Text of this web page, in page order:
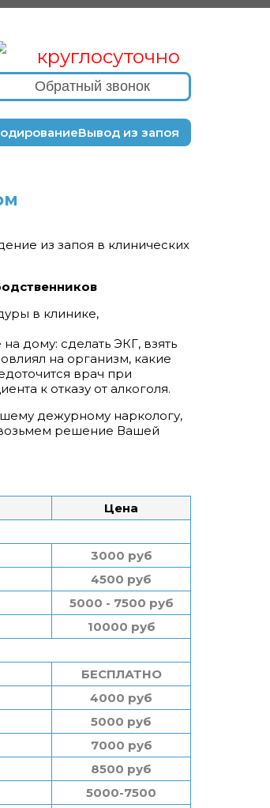
круглосуточно
Обратный звонок
Вывод из запоя
из запоя в клинических
в клинике,
дому: сделать ЭКГ, взять
на организм, какие
врач при
к отказу от алкоголя.
дежурному наркологу,
решение Вашей
Цена
3000 руб
4500 руб
5000 - 7500 руб
10000 руб
БЕСПЛАТНО
4000 руб
5000 руб
7000 руб
8500 руб
5000-7500